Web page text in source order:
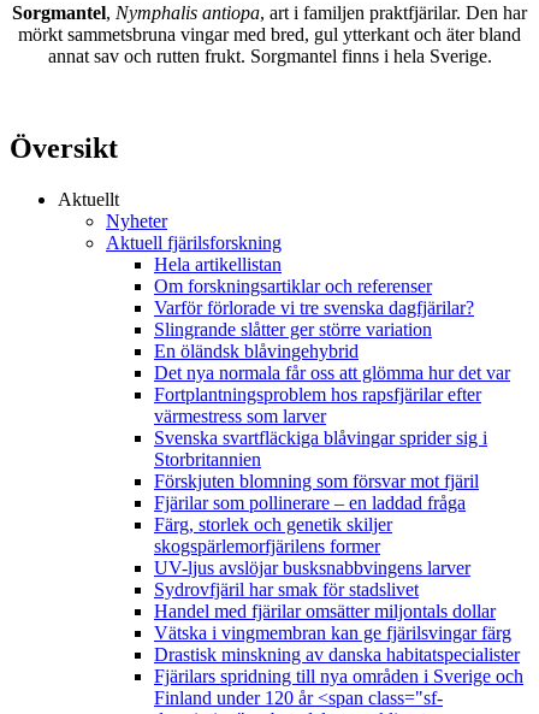
Sorgmantel, Nymphalis antiopa, art i familjen praktfjärilar. Den har
mörkt sammetsbruna vingar med bred, gul ytterkant och äter bland
annat sav och rutten frukt. Sorgmantel finns i hela Sverige.
Översikt
Aktuellt
Nyheter
Aktuell fjärilsforskning
Hela artikellistan
Om forskningsartiklar och referenser
Varför förlorade vi tre svenska dagfjärilar?
Slingrande slåtter ger större variation
En öländsk blåvingehybrid
Det nya normala får oss att glömma hur det var
Fortplantningsproblem hos rapsfjärilar efter
värmestress som larver
Svenska svartfläckiga blåvingar sprider sig i
Storbritannien
Förskjuten blomning som försvar mot fjäril
Fjärilar som pollinerare – en laddad fråga
Färg, storlek och genetik skiljer
skogspärlemorfjärilens former
UV-ljus avslöjar busksnabbvingens larver
Sydrovfjäril har smak för stadslivet
Handel med fjärilar omsätter miljontals dollar
Vätska i vingmembran kan ge fjärilsvingar färg
Drastisk minskning av danska habitatspecialister
Fjärilars spridning till nya områden i Sverige och
Finland under 120 år <span class="sf-